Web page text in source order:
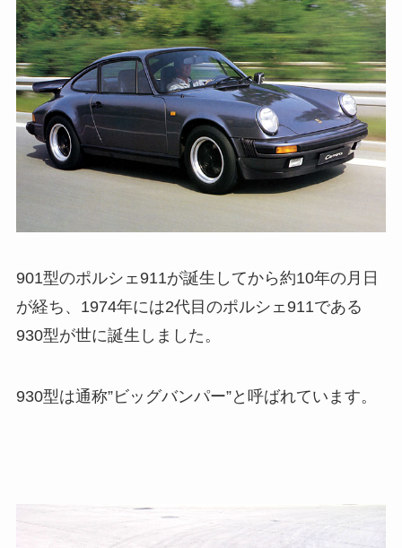
901型のポルシェ911が誕生してから約10年の月日
が経ち、1974年には2代目のポルシェ911である
930型が世に誕生しました。
930型は通称”ビッグバンパー”と呼ばれています。